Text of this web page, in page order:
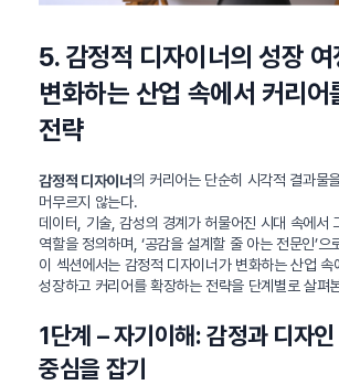
5. 감정적 디자이너의 성장 여
변화하는 산업 속에서 커리어
전략
감정적 디자이너의 커리어는 단순히 시각적 결과물
머무르지 않는다.
데이터, 기술, 감성의 경계가 허물어진 시대 속에서
역할을 정의하며, ‘공감을 설계할 줄 아는 전문인’으
이 섹션에서는 감정적 디자이너가 변화하는 산업 속
성장하고 커리어를 확장하는 전략을 단계별로 살펴
1단계 – 자기이해: 감정과 디자
중심을 잡기